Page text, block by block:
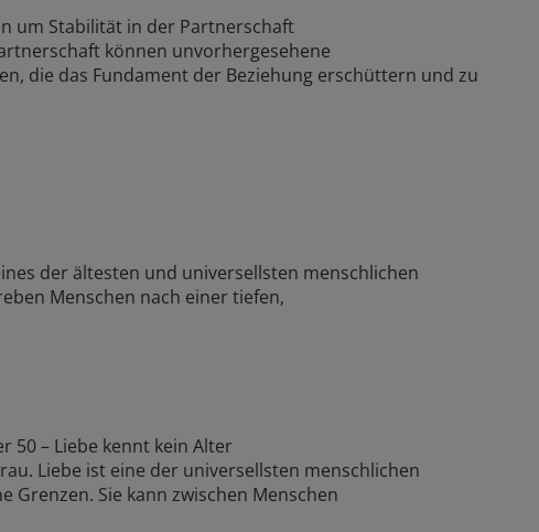
um Stabilität in der Partnerschaft
können unvorhergesehene
die das Fundament der Beziehung erschüttern und zu
der ältesten und universellsten menschlichen
Menschen nach einer tiefen,
50 – Liebe kennt kein Alter
Liebe ist eine der universellsten menschlichen
Grenzen. Sie kann zwischen Menschen